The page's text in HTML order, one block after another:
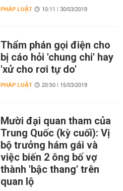
PHÁP LUẬT 10:11 | 30/03/2019
Thẩm phán gọi điện cho
bị cáo hỏi 'chung chi' hay
'xử cho rơi tự do'
PHÁP LUẬT 20:50 | 15/03/2019
Mười đại quan tham của
Trung Quốc (kỳ cuối): Vị
bộ trưởng hám gái và
việc biến 2 ông bố vợ
thành 'bậc thang' trên
quan lộ